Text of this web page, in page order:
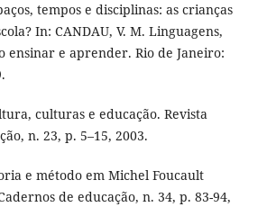
tempos e disciplinas: as crianças
In: CANDAU, V. M. Linguagens,
ensinar e aprender. Rio de Janeiro:
culturas e educação. Revista
n. 23, p. 5–15, 2003.
e método em Michel Foucault
de educação, n. 34, p. 83-94,